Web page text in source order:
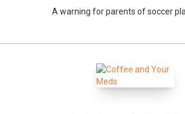
A warning for parents of soccer